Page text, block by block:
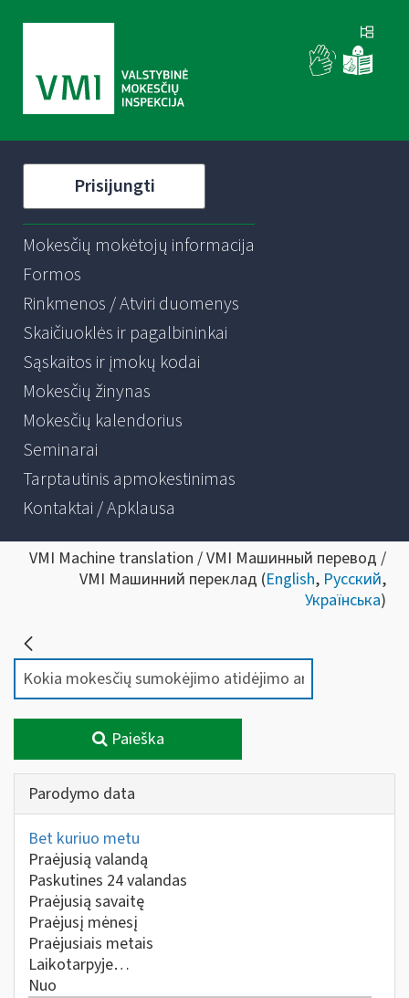
Prisijungti
Mokesčių mokėtojų informacija
Formos
Rinkmenos / Atviri duomenys
Skaičiuoklės ir pagalbininkai
Sąskaitos ir įmokų kodai
Mokesčių žinynas
Mokesčių kalendorius
Seminarai
Tarptautinis apmokestinimas
Kontaktai / Apklausa
VMI Machine translation / VMI Машинный перевод /
VMI Машинний переклад (English, Русский,
Українська)
Paieška
Parodymo data
Bet kuriuo metu
Praėjusią valandą
Paskutines 24 valandas
Praėjusią savaitę
Praėjusį mėnesį
Praėjusiais metais
Laikotarpyje…
Nuo